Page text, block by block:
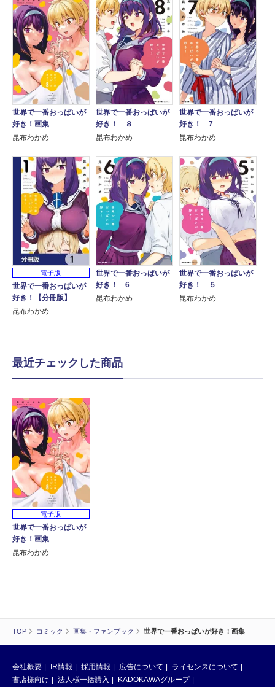
TOP コミック 画集・ファンブック 世界で一番おっぱいが好き！画集
世界で一番おっぱいが
好き！画集
昆布わかめ
世界で一番おっぱいが
好き！ ８
昆布わかめ
世界で一番おっぱいが
好き！ 7
昆布わかめ
電子版
世界で一番おっぱいが
好き！【分冊版】
昆布わかめ
世界で一番おっぱいが
好き！ 6
昆布わかめ
世界で一番おっぱいが
好き！ ５
昆布わかめ
最近チェックした商品
電子版
世界で一番おっぱいが
好き！画集
昆布わかめ
会社概要 IR情報 採用情報 広告について
ライセンスについて
書店様向け
法人様一括購入 KADOKAWAグループ